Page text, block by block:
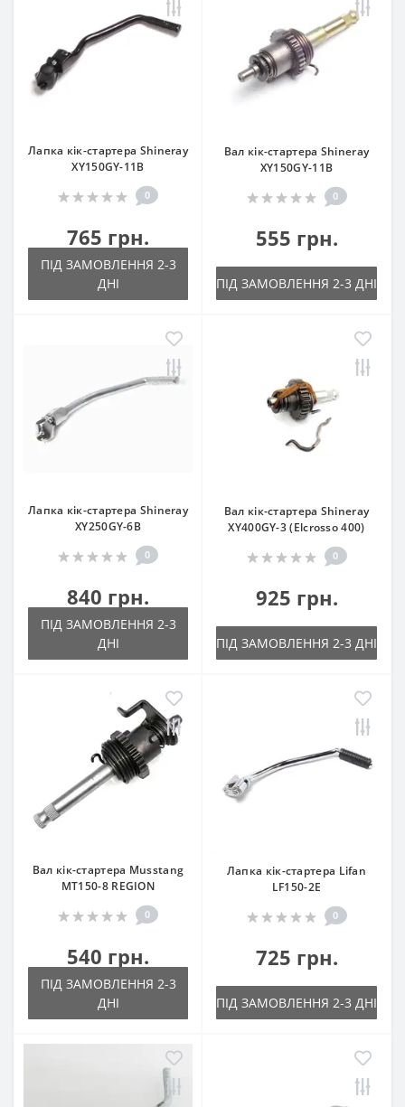
Лапка кік-стартера Shineray
XY150GY-11B
0
765 грн.
ПІД ЗАМОВЛЕННЯ 2-3
ДНІ
Вал кік-стартера Shineray
XY150GY-11B
0
555 грн.
ПІД ЗАМОВЛЕННЯ 2-3 ДНІ
Лапка кік-стартера Shineray
XY250GY-6B
0
840 грн.
ПІД ЗАМОВЛЕННЯ 2-3
ДНІ
Вал кік-стартера Shineray
XY400GY-3 (Elcrosso 400)
0
925 грн.
ПІД ЗАМОВЛЕННЯ 2-3 ДНІ
Вал кік-стартера Musstang
MT150-8 REGION
0
540 грн.
ПІД ЗАМОВЛЕННЯ 2-3
ДНІ
Лапка кік-стартера Lifan
LF150-2E
0
725 грн.
ПІД ЗАМОВЛЕННЯ 2-3 ДНІ